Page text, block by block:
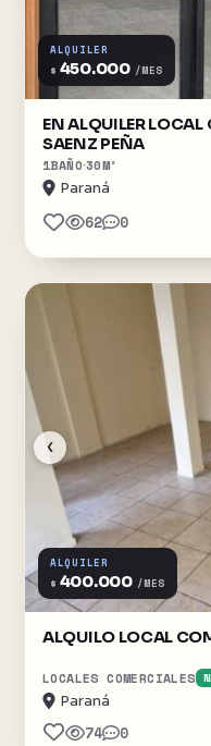
ALQUILER
$ 450.000 /MES
EN ALQUILER
SAENZ PEÑA
1BAÑO30M²
Paraná
62 0
‹
ALQUILER
$ 400.000 /MES
ALQUILO LOCAL
LOCALES COMERCIALES
Paraná
74 0